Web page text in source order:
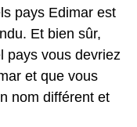
pays Edimar est
Et bien sûr,
pays vous devriez
et que vous
nom différent et